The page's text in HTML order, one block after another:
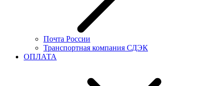
Почта России
Транспортная компания СДЭК
ОПЛАТА